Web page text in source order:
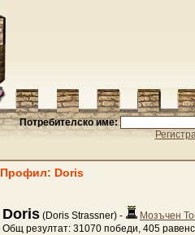
Потребителско име:
Профил: Doris
Doris (Doris Strassner) -
Мозъчен
Общ резултат: 31070 победи, 405